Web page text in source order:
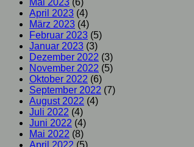
Mai 2023 (6)
April 2023 (4)
März 2023 (4)
Februar 2023 (5)
Januar 2023 (3)
Dezember 2022 (3)
November 2022 (5)
Oktober 2022 (6)
September 2022 (7)
August 2022 (4)
Juli 2022 (4)
Juni 2022 (4)
Mai 2022 (8)